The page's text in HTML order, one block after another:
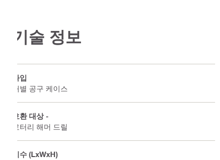
기술 정보
타입
개별 공구 케이스
호환 대상 -
로터리 해머 드릴
치수 (LxWxH)